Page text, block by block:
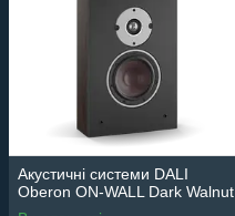
Акустичні системи DALI
Oberon ON-WALL Dark Walnut